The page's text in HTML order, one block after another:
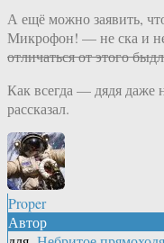
А ещё можно заявить,
Микрофон! — не ска и
отличаться от этого
Как всегда — дядя даже
рассказал.
Proper
Автор